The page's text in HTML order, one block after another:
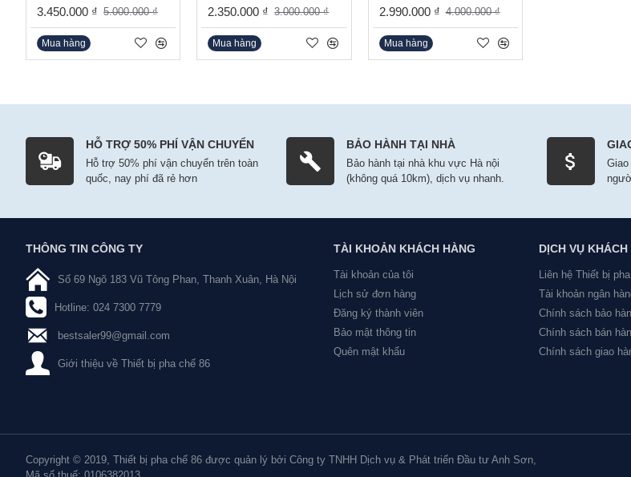
3.450.000 ₫ 5.000.000 ₫
Mua hàng
2.350.000 ₫ 3.000.000 ₫
Mua hàng
2.990.000 ₫ 4.000.000 ₫
Mua hàng
HỖ TRỢ 50% PHÍ VẬN CHUYỂN
Hỗ trợ 50% phí vận chuyển trên toàn
quốc, nay phí đã rẻ hơn
BẢO HÀNH TẠI NHÀ
Bảo hành tại nhà khu vực Hà nội
(không quá 10km), dịch vụ nhanh.
Giao
THÔNG TIN CÔNG TY
Số 69 Ngõ 183 Vũ Tông Phan, Thanh Xuân, Hà Nội
Hotline: 024 7300 7779
bestsaler99@gmail.com
Giới thiệu về Thiết bị pha chế 86
TÀI KHOẢN KHÁCH HÀNG
Tài khoản của tôi
Lịch sử đơn hàng
Đăng ký thành viên
Bảo mật thông tin
Quên mật khẩu
DỊCH VỤ KHÁCH
Liên hệ Thiết bị
Tài khoản ngân
Chính sách bảo
Chính sách bán
Chính sách giao
Copyright © 2019, Thiết bị pha chế 86 được quản lý bởi Công ty TNHH Dịch vụ & Phát triển Đầu tư Anh Sơn,